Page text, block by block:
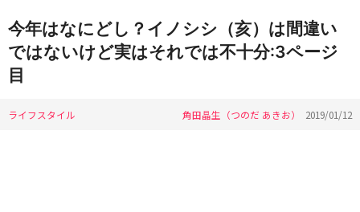
今年はなにどし？イノシシ（亥）は間違い
ではないけど実はそれでは不十分:3ページ
目
ライフスタイル 角田晶生（つのだ あきお） 2019/01/12